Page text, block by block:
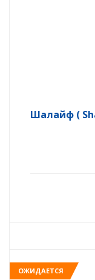
Шалайф (
ОЖИДАЕТСЯ